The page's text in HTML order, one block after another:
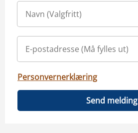
Personvernerklæring
Send melding